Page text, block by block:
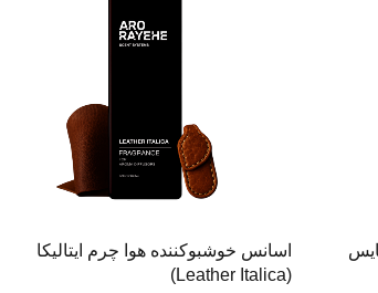
اسانس خوشبوکننده هوا چرم ایتالیکا
(Leather Italica)